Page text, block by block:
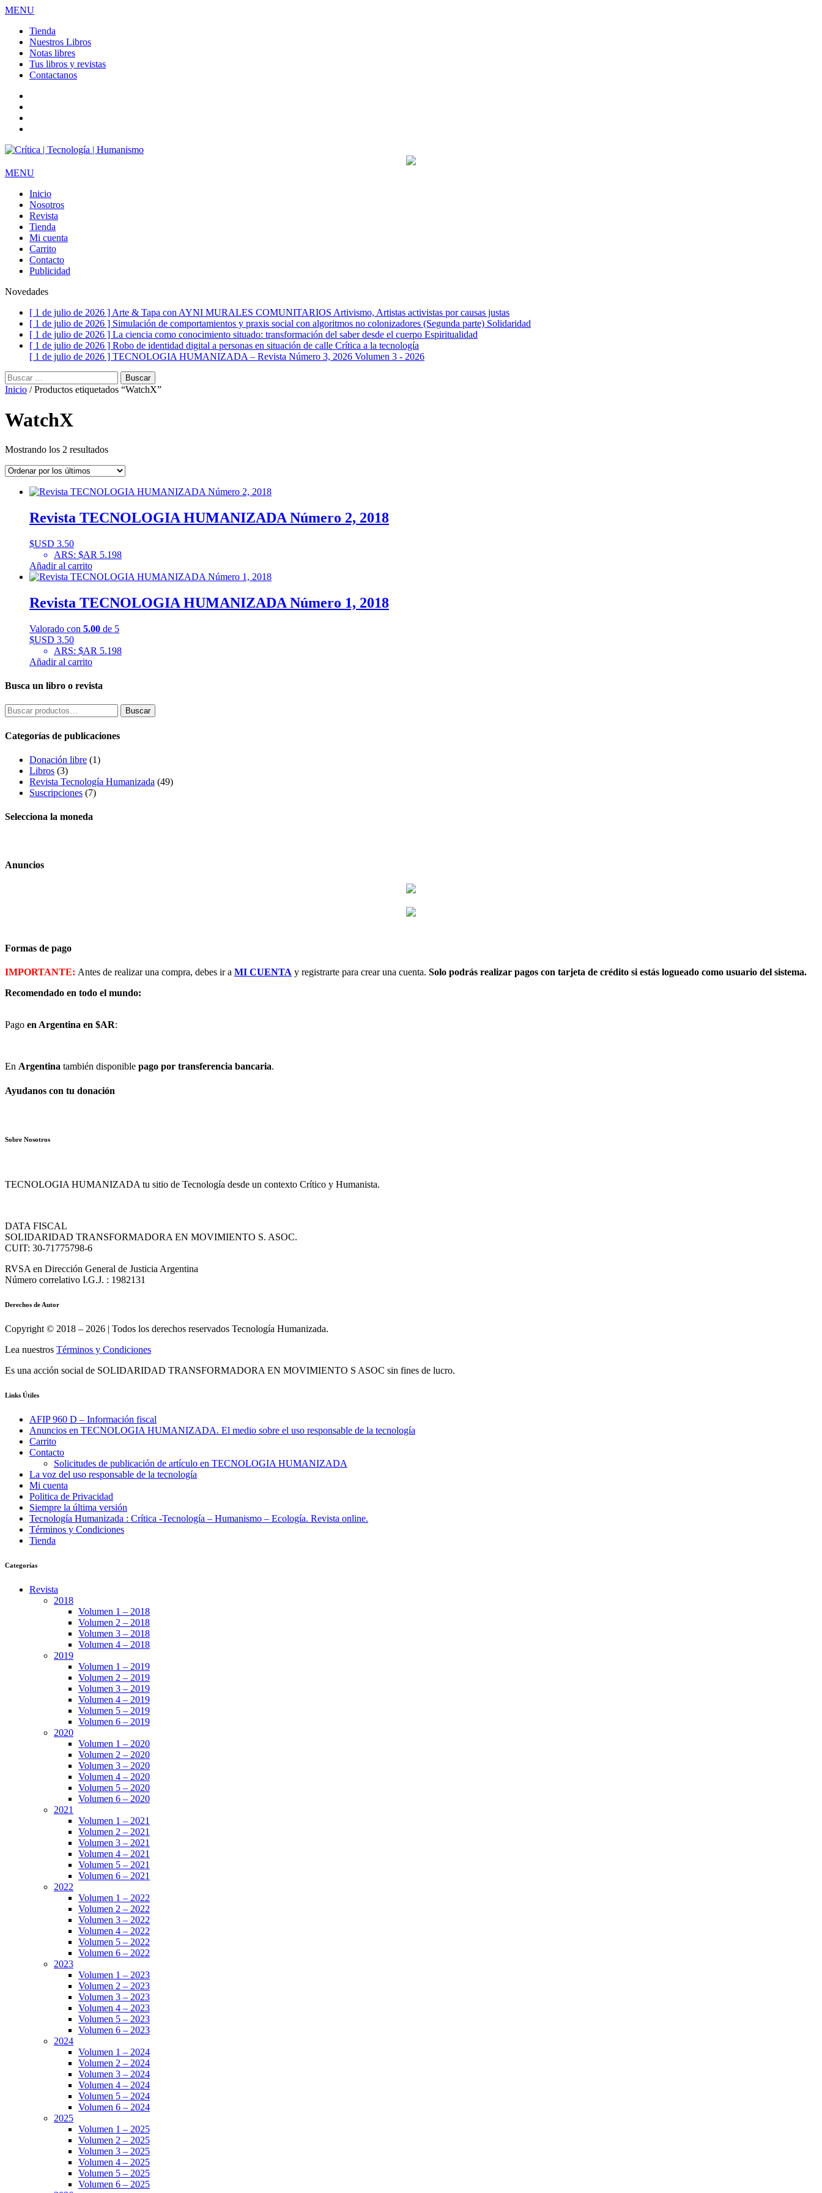
MENU
Tienda
Nuestros Libros
Notas libres
Tus libros y revistas
Contactanos
MENU
Inicio
Nosotros
Revista
Tienda
Mi cuenta
Carrito
Contacto
Publicidad
Novedades
[ 1 de julio de 2026 ] Arte & Tapa con AYNI MURALES COMUNITARIOS Artivismo, Artistas activistas por causas justas
[ 1 de julio de 2026 ] Simulación de comportamientos y praxis social con algoritmos no colonizadores (Segunda parte) Solidaridad
[ 1 de julio de 2026 ] La ciencia como conocimiento situado: transformación del saber desde el cuerpo Espiritualidad
[ 1 de julio de 2026 ] Robo de identidad digital a personas en situación de calle Crítica a la tecnología
[ 1 de julio de 2026 ] TECNOLOGIA HUMANIZADA – Revista Número 3, 2026 Volumen 3 - 2026
Buscar:
Inicio / Productos etiquetados “WatchX”
WatchX
Mostrando los 2 resultadosOrdenado
los
Revista TECNOLOGIA HUMANIZADA Número 2, 2018
$USD 3.50
ARS: $AR 5.198
Añadir al carrito
Revista TECNOLOGIA HUMANIZADA Número 1, 2018
Valorado con 5.00 de 5
$USD 3.50
ARS: $AR 5.198
Añadir al carrito
Busca un libro o revista
Buscar
por:
Buscar
Categorías de publicaciones
Donación libre (1)
Libros (3)
Revista Tecnología Humanizada (49)
Suscripciones (7)
Selecciona la moneda
Anuncios
Formas de pago
IMPORTANTE: Antes de realizar una compra, debes ir a MI CUENTA y registrarte para crear una cuenta. Solo podrás realizar pagos con tarjeta de crédito si estás logueado como usuario del sistema.
Recomendado en todo el mundo:
Pago en Argentina en $AR:
En Argentina también disponible pago por transferencia bancaria.
Ayudanos con tu donación
Sobre Nosotros
TECNOLOGIA HUMANIZADA tu sitio de Tecnología desde un contexto Crítico y Humanista.
DATA FISCAL
SOLIDARIDAD TRANSFORMADORA EN MOVIMIENTO S. ASOC.
CUIT: 30-71775798-6
RVSA en Dirección General de Justicia Argentina
Número correlativo I.G.J. : 1982131
Derechos de Autor
Copyright © 2018 – 2026 | Todos los derechos reservados Tecnología Humanizada.
Lea nuestros Términos y Condiciones
Es una acción social de SOLIDARIDAD TRANSFORMADORA EN MOVIMIENTO S ASOC sin fines de lucro.
Links Útiles
AFIP 960 D – Información fiscal
Anuncios en TECNOLOGIA HUMANIZADA. El medio sobre el uso responsable de la tecnología
Carrito
Contacto
Solicitudes de publicación de artículo en TECNOLOGIA HUMANIZADA
La voz del uso responsable de la tecnología
Mi cuenta
Politica de Privacidad
Siempre la última versión
Tecnología Humanizada : Crítica -Tecnología – Humanismo – Ecología. Revista online.
Términos y Condiciones
Tienda
Categorías
Revista
2018
Volumen 1 – 2018
Volumen 2 – 2018
Volumen 3 – 2018
Volumen 4 – 2018
2019
Volumen 1 – 2019
Volumen 2 – 2019
Volumen 3 – 2019
Volumen 4 – 2019
Volumen 5 – 2019
Volumen 6 – 2019
2020
Volumen 1 – 2020
Volumen 2 – 2020
Volumen 3 – 2020
Volumen 4 – 2020
Volumen 5 – 2020
Volumen 6 – 2020
2021
Volumen 1 – 2021
Volumen 2 – 2021
Volumen 3 – 2021
Volumen 4 – 2021
Volumen 5 – 2021
Volumen 6 – 2021
2022
Volumen 1 – 2022
Volumen 2 – 2022
Volumen 3 – 2022
Volumen 4 – 2022
Volumen 5 – 2022
Volumen 6 – 2022
2023
Volumen 1 – 2023
Volumen 2 – 2023
Volumen 3 – 2023
Volumen 4 – 2023
Volumen 5 – 2023
Volumen 6 – 2023
2024
Volumen 1 – 2024
Volumen 2 – 2024
Volumen 3 – 2024
Volumen 4 – 2024
Volumen 5 – 2024
Volumen 6 – 2024
2025
Volumen 1 – 2025
Volumen 2 – 2025
Volumen 3 – 2025
Volumen 4 – 2025
Volumen 5 – 2025
Volumen 6 – 2025